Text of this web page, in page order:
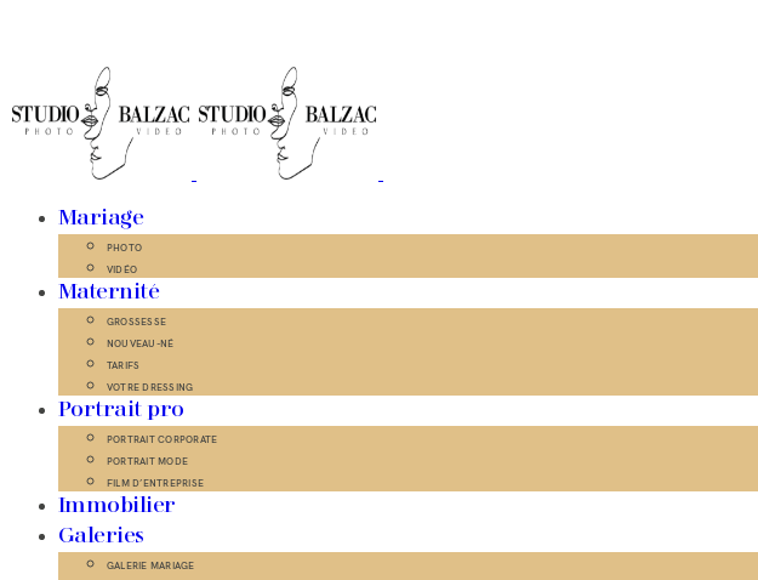
Mariage
PHOTO
VIDÉO
Maternité
GROSSESSE
NOUVEAU-NÉ
TARIFS
VOTRE DRESSING
Portrait pro
PORTRAIT CORPORATE
PORTRAIT MODE
FILM D’ENTREPRISE
Immobilier
Galeries
GALERIE MARIAGE